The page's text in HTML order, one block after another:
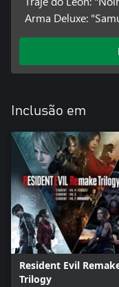
Arma Deluxe:
Inclusão em
Resident Evil
Trilogy